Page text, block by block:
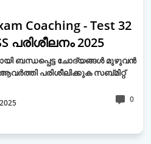
Coaching - Test 32
പരിശീലനം 2025
ബന്ധപ്പെട്ട ചോദ്യങ്ങൾ മുഴുവൻ
പരിശീലിക്കുക സബ്മിറ്റ്
0